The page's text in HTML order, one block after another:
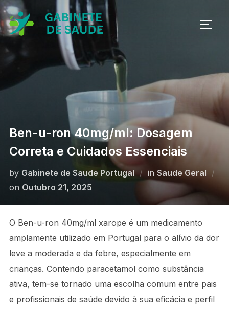
Skip
to
content
Ben-u-ron 40mg/ml: Dosagem
Correta e Cuidados Essenciais
by Gabinete de Saude Portugal in Saude Geral
on Posted
Outubro 21, 2025
O Ben-u-ron 40mg/ml xarope é um medicamento
amplamente utilizado em Portugal para o alívio da dor
leve a moderada e da febre, especialmente em
crianças. Contendo paracetamol como substância
ativa, tem-se tornado uma escolha comum entre pais
e profissionais de saúde devido à sua eficácia e perfil